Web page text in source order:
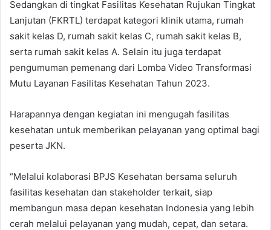
Sedangkan di tingkat Fasilitas Kesehatan Rujukan Tingkat
Lanjutan (FKRTL) terdapat kategori klinik utama, rumah
sakit kelas D, rumah sakit kelas C, rumah sakit kelas B,
serta rumah sakit kelas A. Selain itu juga terdapat
pengumuman pemenang dari Lomba Video Transformasi
Mutu Layanan Fasilitas Kesehatan Tahun 2023.
Harapannya dengan kegiatan ini mengugah fasilitas
kesehatan untuk memberikan pelayanan yang optimal bagi
peserta JKN.
“Melalui kolaborasi BPJS Kesehatan bersama seluruh
fasilitas kesehatan dan stakeholder terkait, siap
membangun masa depan kesehatan Indonesia yang lebih
cerah melalui pelayanan yang mudah, cepat, dan setara.